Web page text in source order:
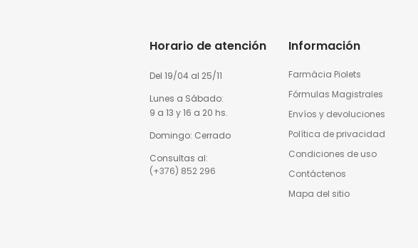
Horario de atención
Del 19/04 al 25/11
Lunes a Sábado:
9 a 13 y 16 a 20 hs.
Domingo: Cerrado
Consultas al:
(+376) 852 296
Información
Farmàcia Piolets
Fórmulas Magistrales
Envíos y devoluciones
Política de privacidad
Condiciones de uso
Contáctenos
Mapa del sitio